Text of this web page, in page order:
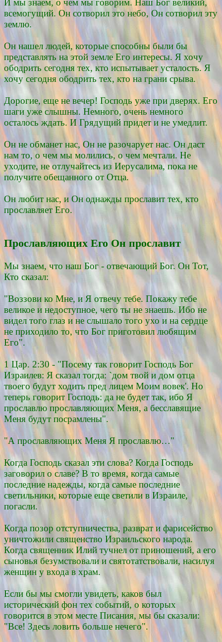
И мы знаем, о чем мы говорим. Наш Бог великий,
всемогущий. Он сотворил это небо, Он сотворил эту
землю.
Он нашел людей, которые способны были бы
представлять на этой земле Его интересы. Я хочу
ободрить сегодня тех, кто испытывает усталость. Я
хочу сегодня ободрить тех, кто на грани срыва.
Дорогие, еще не вечер! Господь уже при дверях. Его
шаги уже слышны. Немного, очень немного
осталось ждать. И Грядущий придет и не умедлит.
Он не обманет нас, Он не разочарует нас. Он даст
нам то, о чем мы молились, о чем мечтали. Не
уходите, не отлучайтесь из Иерусалима, пока не
получите обещанного от Отца.
Он любит нас, и Он однажды прославит тех, кто
прославляет Его.
Прославляющих Его Он прославит
Мы знаем, что наш Бог - отвечающий Бог. Он Тот,
Кто сказал:
"Воззови ко Мне, и Я отвечу тебе. Покажу тебе
великое и недоступное, чего ты не знаешь. Ибо не
видел того глаз и не слышало того ухо и на сердце
не приходило то, что Бог приготовил любящим
Его".
1 Цар. 2:30 - "Посему так говорит Господь Бог
Израилев: Я сказал тогда: `дом твой и дом отца
твоего будут ходить пред лицем Моим вовек'. Но
теперь говорит Господь: да не будет так, ибо Я
прославлю прославляющих Меня, а бесславящие
Меня будут посрамлены".
"А прославляющих Меня Я прославлю…"
Когда Господь сказал эти слова? Когда Господь
заговорил о славе? В то время, когда самые
последние надежды, когда самые последние
светильники, которые еще светили в Израиле,
погасли.
Когда позор отступничества, разврат и фарисейство
уничтожили священство Израильского народа.
Когда священник Илий тучнел от приношений, а его
сыновья безумствовали и святотатствовали, насилуя
женщин у входа в храм.
Если бы мы смогли увидеть, каков был
исторический фон тех событий, о которых
говорится в этом месте Писания, мы бы сказали:
"Все! Здесь ловить больше нечего".